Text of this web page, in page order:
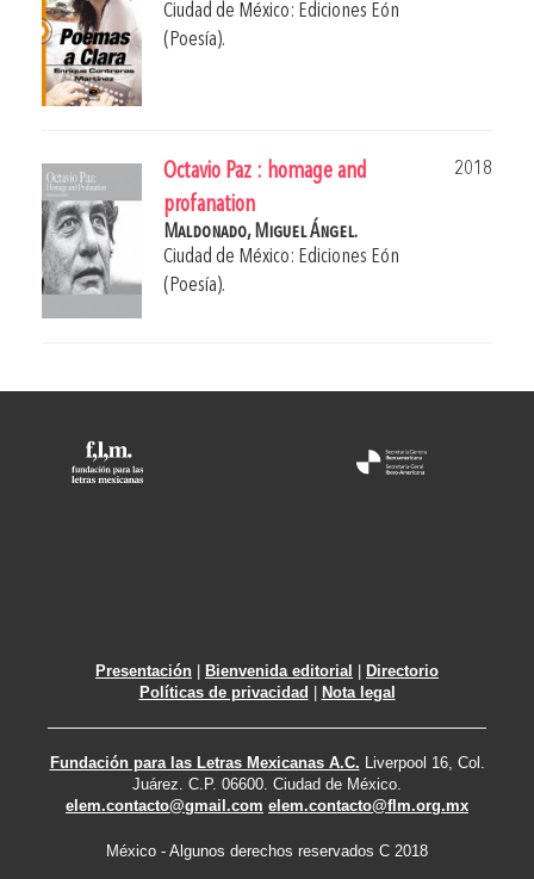
Ciudad de México: Ediciones Eón
(Poesía).
Octavio Paz : homage and
profanation
2018
Maldonado, Miguel Ángel.
Ciudad de México: Ediciones Eón
(Poesía).
Presentación | Bienvenida editorial | Directorio
Políticas de privacidad | Nota legal
Fundación para las Letras Mexicanas A.C. Liverpool 16, Col.
Juárez. C.P. 06600. Ciudad de México.
elem.contacto@gmail.com elem.contacto@flm.org.mx
México - Algunos derechos reservados C 2018